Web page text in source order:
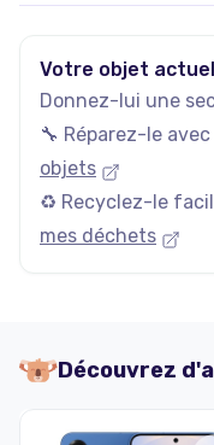
Votre objet
Donnez-lui une
🔧 Réparez-le
objets
♻️ Recyclez-le
mes déchets
Découvrez